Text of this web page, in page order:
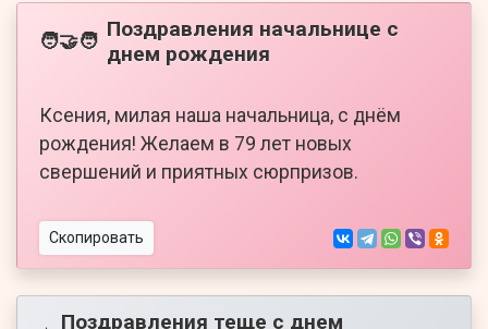
🧑‍🤝‍🧑 Поздравления начальнице с
днем рождения
Ксения, милая наша начальница, с днём
рождения! Желаем в 79 лет новых
свершений и приятных сюрпризов.
Скопировать
Поздравления теще с днем